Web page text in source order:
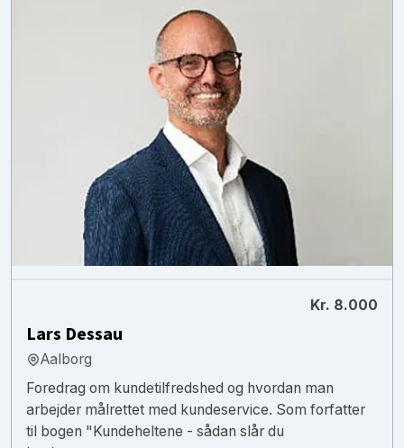
Kr. 8.000
Lars Dessau
Aalborg
Foredrag om kundetilfredshed og hvordan man
arbejder målrettet med kundeservice. Som forfatter
til bogen "Kundeheltene - sådan slår du